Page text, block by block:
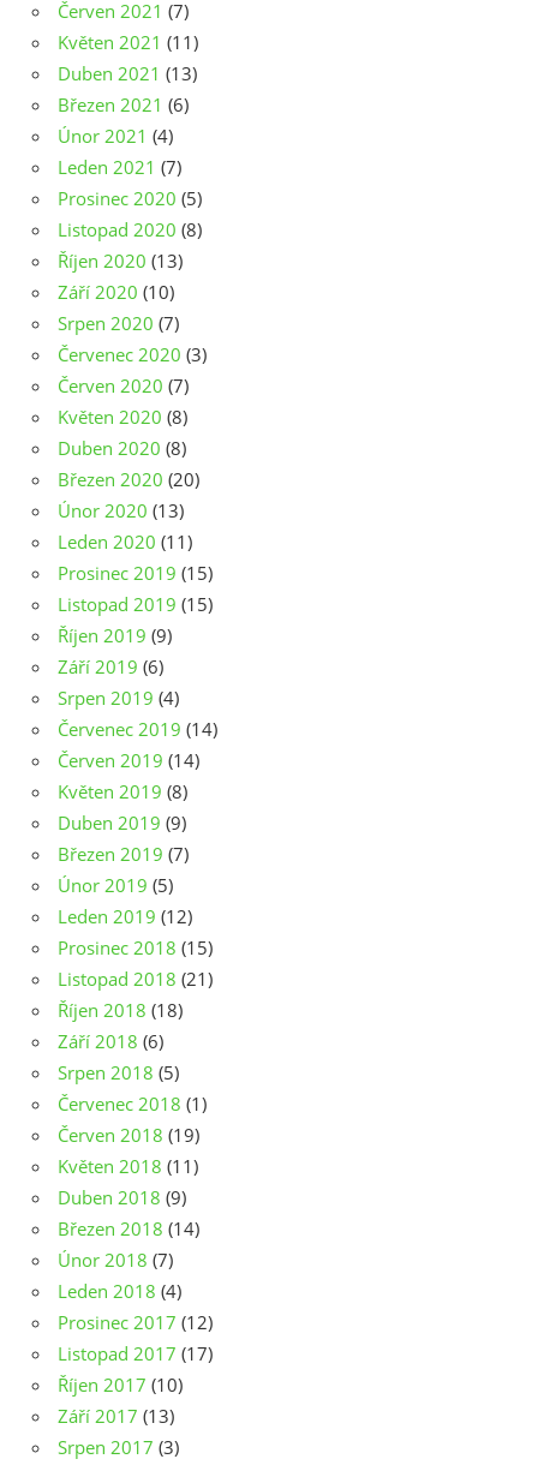
Červen 2021 (7)
Květen 2021 (11)
Duben 2021 (13)
Březen 2021 (6)
Únor 2021 (4)
Leden 2021 (7)
Prosinec 2020 (5)
Listopad 2020 (8)
Říjen 2020 (13)
Září 2020 (10)
Srpen 2020 (7)
Červenec 2020 (3)
Červen 2020 (7)
Květen 2020 (8)
Duben 2020 (8)
Březen 2020 (20)
Únor 2020 (13)
Leden 2020 (11)
Prosinec 2019 (15)
Listopad 2019 (15)
Říjen 2019 (9)
Září 2019 (6)
Srpen 2019 (4)
Červenec 2019 (14)
Červen 2019 (14)
Květen 2019 (8)
Duben 2019 (9)
Březen 2019 (7)
Únor 2019 (5)
Leden 2019 (12)
Prosinec 2018 (15)
Listopad 2018 (21)
Říjen 2018 (18)
Září 2018 (6)
Srpen 2018 (5)
Červenec 2018 (1)
Červen 2018 (19)
Květen 2018 (11)
Duben 2018 (9)
Březen 2018 (14)
Únor 2018 (7)
Leden 2018 (4)
Prosinec 2017 (12)
Listopad 2017 (17)
Říjen 2017 (10)
Září 2017 (13)
Srpen 2017 (3)